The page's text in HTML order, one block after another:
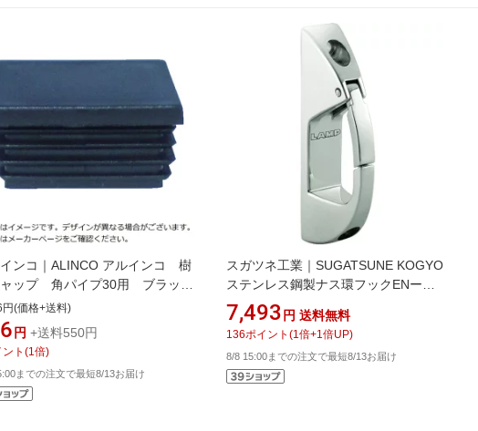
ンコ｜ALINCO アルインコ 樹
ャップ 角パイプ30用 ブラッ
4個入） AC310K4
円(価格+送料)
円 +送料550円
ト (1 倍)
までの注文で最短8/13お届け
スガツネ工業｜SUGATSUNE KOGYO
ステンレス鋼製ナス環フックENー
R80（110ー020ー025） ENR80
7,493 円 送料無料
136ポイント (1 倍+1 倍UP)
8/8 15:00までの注文で最短8/13お届け